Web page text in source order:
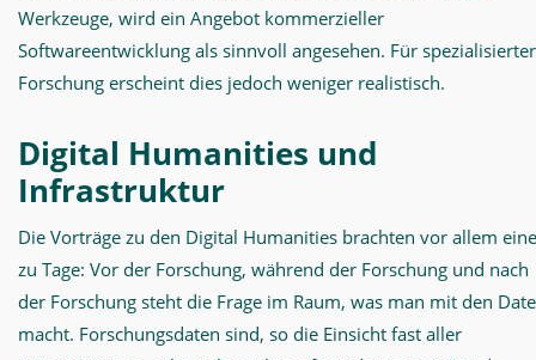
Werkzeuge, wird ein Angebot kommerzieller
Softwareentwicklung als sinnvoll angesehen. Für
Forschung erscheint dies jedoch weniger realistisch.
Digital Humanities und
Infrastruktur
Die Vorträge zu den Digital Humanities brachten vor allem
zu Tage: Vor der Forschung, während der Forschung und nach
der Forschung steht die Frage im Raum, was man mit den
macht. Forschungsdaten sind, so die Einsicht fast aller